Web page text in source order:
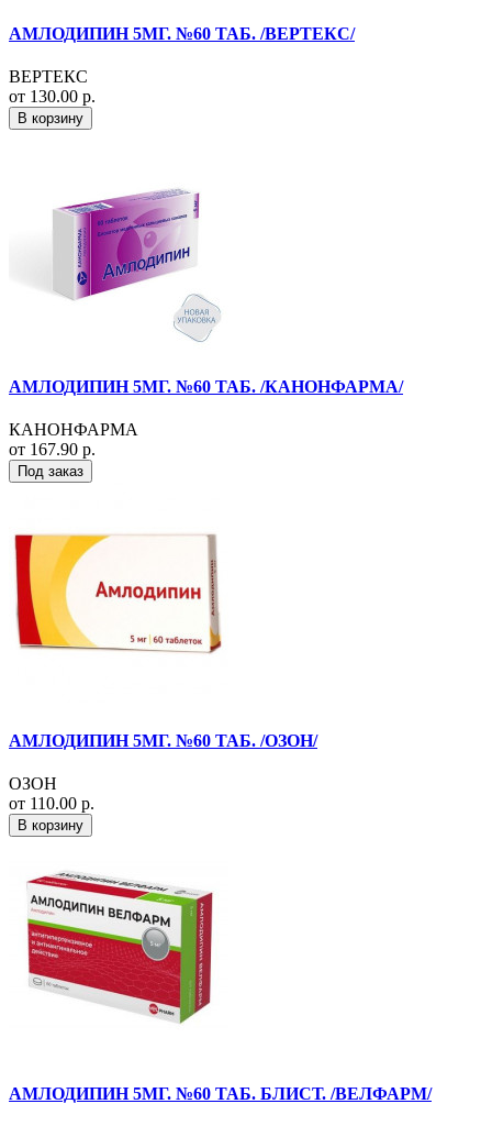
АМЛОДИПИН 5МГ. №60 ТАБ. /ВЕРТЕКС/
ВЕРТЕКС
от 130.00 р.
В корзину
АМЛОДИПИН 5МГ. №60 ТАБ. /КАНОНФАРМА/
КАНОНФАРМА
от 167.90 р.
Под заказ
АМЛОДИПИН 5МГ. №60 ТАБ. /ОЗОН/
ОЗОН
от 110.00 р.
В корзину
АМЛОДИПИН 5МГ. №60 ТАБ. БЛИСТ. /ВЕЛФАРМ/